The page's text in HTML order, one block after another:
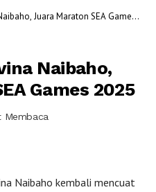
Juara Maraton SEA Games
Naibaho,
Games 2025
Membaca
Naibaho kembali mencuat